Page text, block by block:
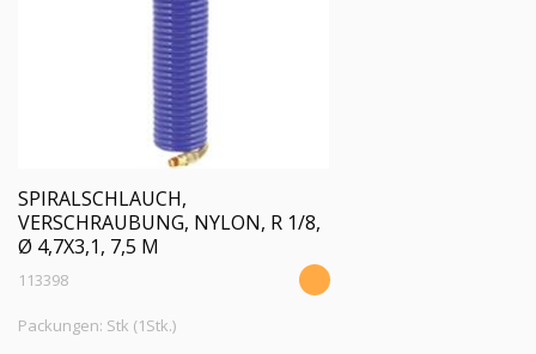
SPIRALSCHLAUCH,
VERSCHRAUBUNG, NYLON, R 1/8,
Ø 4,7X3,1, 7,5 M
113398
Packungen: Stk (1Stk.)